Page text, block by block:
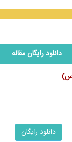
دانلود رایگان مقاله